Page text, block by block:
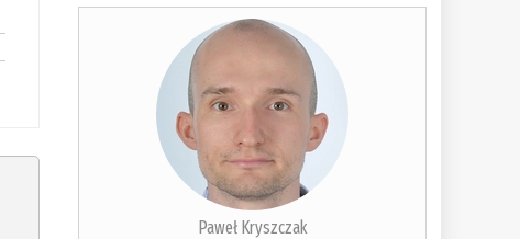
Paweł Kryszczak